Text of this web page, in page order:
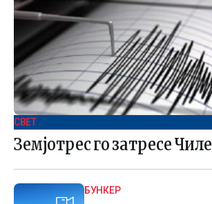
СВЕТ .
Земјотрес го затресе Чиле
БУНКЕР